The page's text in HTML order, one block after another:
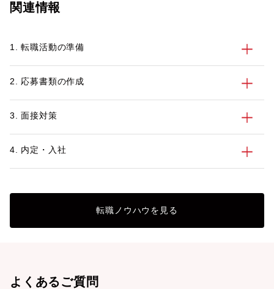
も多いのではないでしょうか。 そこで今
りやすく解説します。今後の転職活動を有
キャリアに役立つ
関連情報
1. 転職活動の準備
2. 応募書類の作成
3. 面接対策
4. 内定・入社
転職ノウハウを見る
よくあるご質問